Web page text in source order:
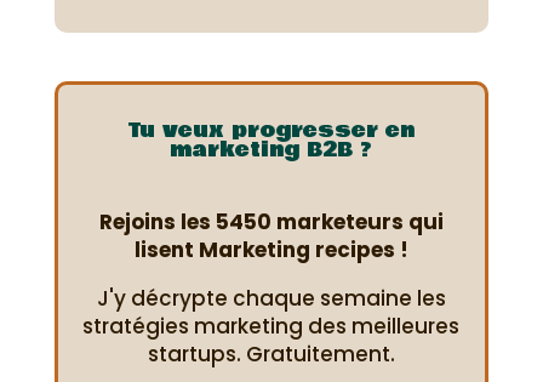
Tu veux progresser en
marketing B2B ?
Rejoins les 5450 marketeurs qui
lisent Marketing recipes !
J'y décrypte chaque semaine les
stratégies marketing des meilleures
startups. Gratuitement.